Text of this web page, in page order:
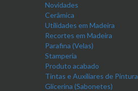
Novidades
Cerâmica
Utilidades em Madeira
Recortes em Madeira
Parafina (Velas)
Stamperia
Produto acabado
Tintas e Auxiliares de Pintura
Glicerina (Sabonetes)